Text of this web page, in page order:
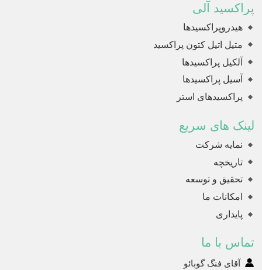
پراکسید آلی
هیدروپراکسیدها
متیل اتیل کتون پراکسید
آلکیل پراکسیدها
آسیل پراکسیدها
پراکسیدهای استر
لینک های سریع
نمایه شرکت
تاریخچه
تحقیق و توسعه
امکانات ما
پایداری
تماس با ما
آقای فنگ گوبائو